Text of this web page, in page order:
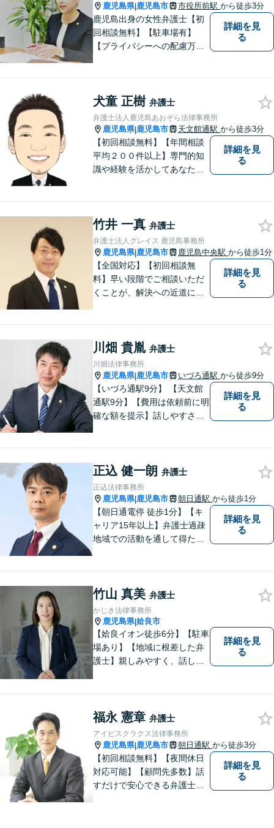
さい。
鹿児島県|鹿児島市 市役所前駅 から徒歩3分
鹿児島出身の女性弁護士【初
回相談無料】【駐車場有】
【プライバシーへの配慮万
詳細を見
る
犬童 正樹 弁護士
弁護士法人鹿児島あおぞら法律事務所
鹿児島県|鹿児島市 天文館通駅 から徒歩3分
【初回相談無料】【年間相談
平均２００件以上】専門的知
識や経験を活かしてあなたの
弁護などに強い弁護士です。
「鹿児島あおぞら法律事務
所」で検索。
詳細を見
る
竹井 一真 弁護士
弁護士法人グレイス 鹿児島事務所
鹿児島県|鹿児島市 鹿児島中央駅 から徒歩1分
【全国対応】【初回相談無
料】早い段階でご相談いただ
くことが、解決への近道にな
どんなご相談でも、どうぞお
気軽にお声がけください。
【電話・WEB相談も対応可
能】
詳細を見
る
川畑 貴胤 弁護士
川畑法律事務所
鹿児島県|鹿児島市 いづろ通駅 から徒歩9分
【いづろ通駅9分】 【天文館
通駅9分】【費用は依頼前に明
確な額を提示】話しやすさを
で、お悩みの解決に向けて丁
寧にアドバイスしていきま
す。
詳細を見
る
正込 健一朗 弁護士
正込法律事務所
鹿児島県|鹿児島市 朝日通駅 から徒歩1分
【朝日通電停 徒歩1分】【キ
ャリア15年以上】弁護士過疎
地域での活動を通して得た経
適な解決策をご提案します
詳細を見
る
竹山 真美 弁護士
かじき法律事務所
鹿児島県|姶良市
【姶良イオン徒歩6分】【駐車
場あり】【地域に根差した弁
護士】親しみやすく、話しや
金問題／交通事故など、幅広
く対応可能。お悩みの方は、
お気軽にご相談ください。
詳細を見
る
福永 憲章 弁護士
アイビスクラクス法律事務所
鹿児島県|鹿児島市 朝日通駅 から徒歩3分
【初回相談無料】【夜間休日
対応可能】【顧問先多数】話
すだけで安心できる弁護士を
詳細を見
る